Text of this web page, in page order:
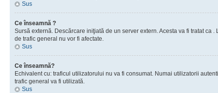
Sus
Ce înseamnă ?
Sursă externă. Descărcare iniţiată de un server extern. Acesta va fi tratat ca
de trafic general nu vor fi afectate.
Sus
Ce înseamnă?
Echivalent cu: traficul utilizatorului nu va fi consumat. Numai utilizatorii
trafic general va fi utilizată.
Sus